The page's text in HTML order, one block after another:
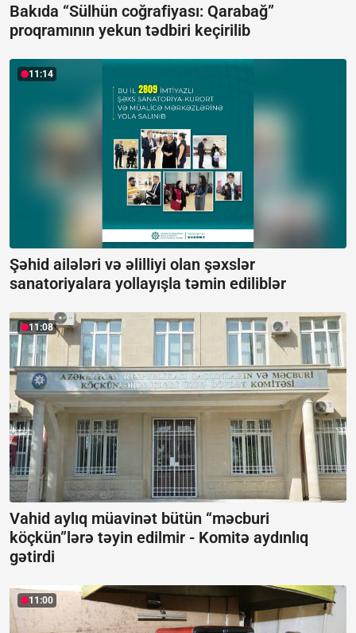
Bakıda “Sülhün coğrafiyası: Qarabağ”
proqramının yekun tədbiri keçirilib
11:14
Şəhid ailələri və əlilliyi olan şəxslər
sanatoriyalara yollayışla təmin ediliblər
11:08
Vahid aylıq müavinət bütün “məcburi
köçkün”lərə təyin edilmir - Komitə aydınlıq
gətirdi
11:00